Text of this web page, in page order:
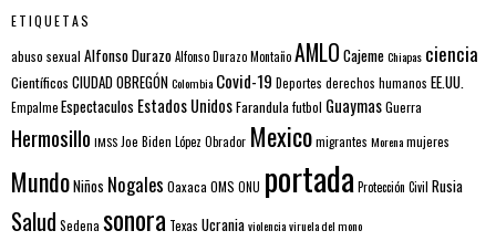
ETIQUETAS
abuso sexual Alfonso DurazoAlfonso Durazo MontañoAMLO CajemeChiapas ciencia
Científicos CIUDAD OBREGÓNColombia Covid-19 Deportes derechos humanos EE.UU.
EmpalmeEspectaculos Estados UnidosFarandulafutbol GuaymasGuerra
Hermosillo IMSS Joe Biden López Obrador Mexicomigrantes Morenamujeres
MundoNiños Nogales Oaxaca OMS ONU portada Protección Civil Rusia
Salud Sedena sonora Texas Ucraniaviolenciaviruela del mono